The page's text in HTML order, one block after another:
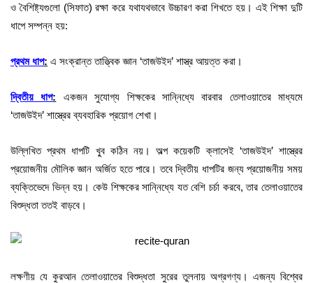
ও বৈশিষ্ট্যগুলো (সিফাত)রক্ষা করে যথাযথভাবে উচ্চারণ করা শিখতে হয়। এই শিক্ষা দুটি
ধাপে সম্পন্ন হয়:
প্রথম ধাপ: এ সংক্রান্ত তাত্ত্বিক জ্ঞান ‘তাজউইদ’ শাস্ত্র আয়ত্ত করা।
দ্বিতীয় ধাপ:
একজন সুযোগ্য শিক্ষকের সান্নিধ্যে বারবার তেলাওয়াতের মাধ্যমে
‘তাজউইদ’ শাস্ত্রের ব্যবহারিক প্রয়োগ শেখা।
উল্লিখিত প্রথম ধাপটি খু্ব কঠিন নয়। অল্প কয়েকটি ক্লাসেই ‘তাজউইদ’ শাস্ত্রের
প্রয়োজনীয় মৌলিক জ্ঞান অর্জিত হতে পারে। তবে দ্বিতীয় ধাপটির জন্য প্রয়োজনীয় সময়
ব্যক্তিভেদে ভিন্ন হয়। কেউ শিক্ষকের সান্নিধ্যে যত বেশি চর্চা করবে,তার তেলাওয়াতের
বিশুদ্ধতা ততই বাড়বে।
লক্ষণীয় যে কুরআন তেলাওয়াতের বিশুদ্ধতা সুরের তুলনায় অগ্রগণ্য। এজন্য বিশ্বের